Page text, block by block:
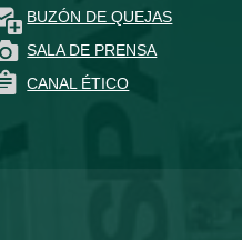
BUZÓN DE QUEJAS
SALA DE PRENSA
CANAL ÉTICO